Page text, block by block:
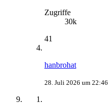
Zugriffe
30k
41
hanbrohat
28. Juli 2026 um 22:46